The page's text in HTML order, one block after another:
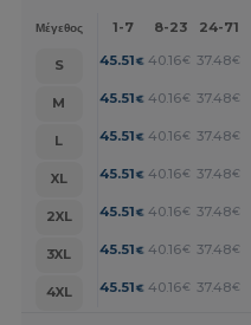
Μέγεθος 1-7 8-23 24-71
S 45.51 € 40.16€ 37.48€
M
45.51 € 40.16€ 37.48€
L
45.51 € 40.16€ 37.48€
XL
45.51 € 40.16€ 37.48€
2XL
45.51 € 40.16€ 37.48€
3XL
45.51 € 40.16€ 37.48€
4XL
45.51 € 40.16€ 37.48€